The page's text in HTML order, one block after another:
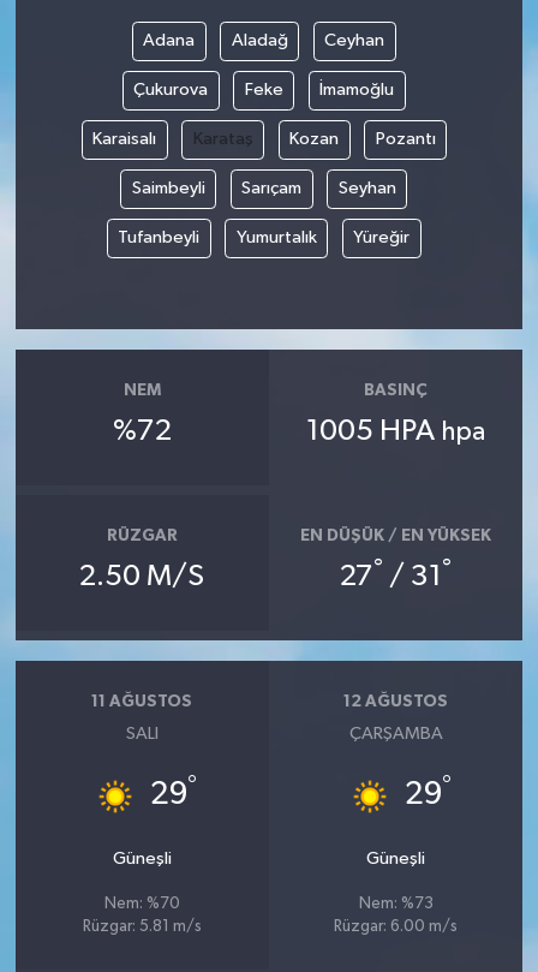
Adana Aladağ Ceyhan
Çukurova Feke İmamoğlu
Karaisalı Karataş Kozan Pozantı
Saimbeyli Sarıçam Seyhan
Tufanbeyli Yumurtalık Yüreğir
NEM
%72
BASINÇ
1005 HPA hpa
RÜZGAR
2.50 M/S
EN DÜŞÜK / EN YÜKSEK
27° / 31 °
11 AĞUSTOS
SALI
29°
Güneşli
Nem: %70
Rüzgar: 5.81 m/s
12 AĞUSTOS
ÇARŞAMBA
29°
Güneşli
Nem: %73
Rüzgar: 6.00 m/s